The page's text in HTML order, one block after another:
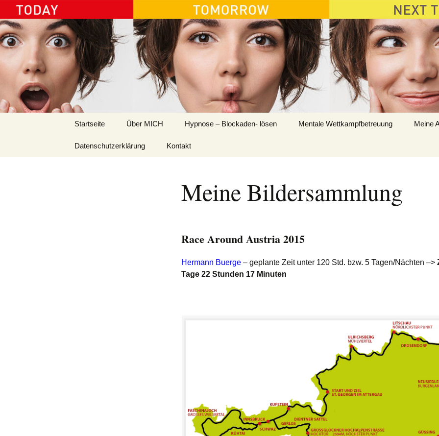
Ida Platzer
Inhalt
Startseite Über MICH Hypnose – Blockaden- lösen Mentale Wettkampfbetreuung Meine
Datenschutzerklärung Kontakt
Meine Bildersammlung
Race Around Austria 2015
Hermann Buerge – geplante Zeit unter 120 Std. bzw. 5 Tagen/Nächten –>
Tage 22 Stunden 17 Minuten